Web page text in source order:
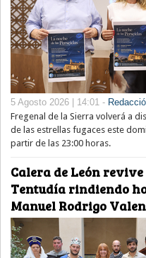
5 Agosto 2026 | 14:01 -
Fregenal de la Sierra volverá a
de las estrellas fugaces este
partir de las 23:00 horas.
Calera de León
Tentudía rindiendo
Manuel Rodrigo